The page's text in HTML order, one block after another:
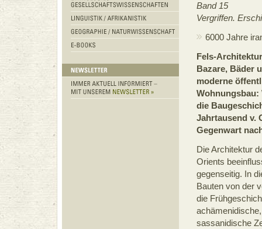
Band 15
Vergriffen.
6000 Jahre
Fels-
Bazare, Bäder
moderne
Wohnungsbau:
die
Jahrtausend v.
Gegenwart
Die Architektur
Orients
gegenseitig. In
Bauten von der
die
sassanidische